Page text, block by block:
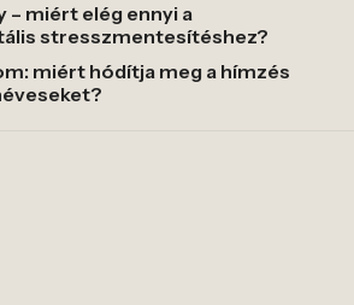
– miért elég ennyi a
stresszmentesítéshez?
miért hódítja meg a hímzés